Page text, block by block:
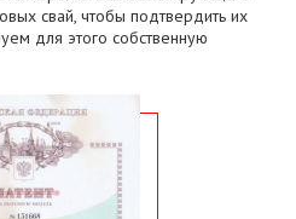
свай, чтобы подтвердить их
для этого собственную